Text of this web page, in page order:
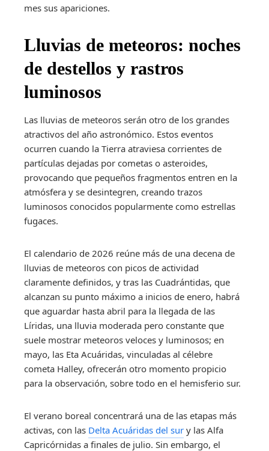
mes sus apariciones.
Lluvias de meteoros: noches
de destellos y rastros
luminosos
Las lluvias de meteoros serán otro de los grandes
atractivos del año astronómico. Estos eventos
ocurren cuando la Tierra atraviesa corrientes de
partículas dejadas por cometas o asteroides,
provocando que pequeños fragmentos entren en la
atmósfera y se desintegren, creando trazos
luminosos conocidos popularmente como estrellas
fugaces.
El calendario de 2026 reúne más de una decena de
lluvias de meteoros con picos de actividad
claramente definidos, y tras las Cuadrántidas, que
alcanzan su punto máximo a inicios de enero, habrá
que aguardar hasta abril para la llegada de las
Líridas, una lluvia moderada pero constante que
suele mostrar meteoros veloces y luminosos; en
mayo, las Eta Acuáridas, vinculadas al célebre
cometa Halley, ofrecerán otro momento propicio
para la observación, sobre todo en el hemisferio sur.
El verano boreal concentrará una de las etapas más
activas, con las Delta Acuáridas del sur y las Alfa
Capricórnidas a finales de julio. Sin embargo, el